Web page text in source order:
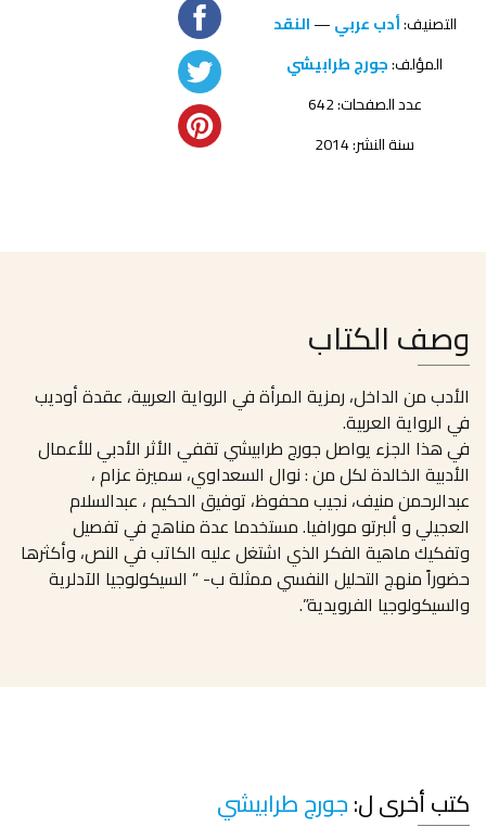
التصنيف:أدب عربي—النقد
المؤلف:جورج طرابيشي
عدد الصفحات: 642
سنة النشر: 2014
وصف الكتاب
الأدب من الداخل، رمزية المرأة في الرواية العربية، عقدة أوديب
في الرواية العربية.
في هذا الجزء يواصل جورج طرابيشي تقفي الأثر الأدبي للأعمال
الأدبية الخالدة لكل من : نوال السعداوي، سميرة عزام ،
عبدالرحمن منيف، نجيب محفوظ، توفيق الحكيم ، عبدالسلام
العجيلي و ألبرتو مورافيا. مستخدما عدة مناهج في تفصيل
وتفكيك ماهية الفكر الذي اشتغل عليه الكاتب في النص، وأكثرها
حضوراً منهج التحليل النفسي ممثلة ب- ” السيكولوجيا الآدلرية
والسيكولوجيا الفرويدية”.
كتب أخرى ل:جورج طرابيشي